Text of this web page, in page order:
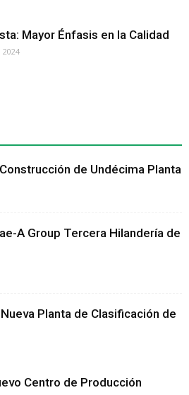
Mayor Énfasis en la Calidad
de Undécima Planta
A Group Tercera Hilandería de
Planta de Clasificación de
Centro de Producción